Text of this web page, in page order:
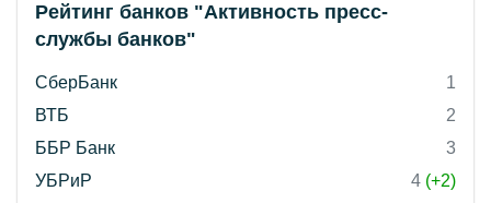
Рейтинг банков "Активность пресс-
службы банков"
СберБанк
1
ВТБ
2
ББР Банк
3
УБРиР
4 (+2)